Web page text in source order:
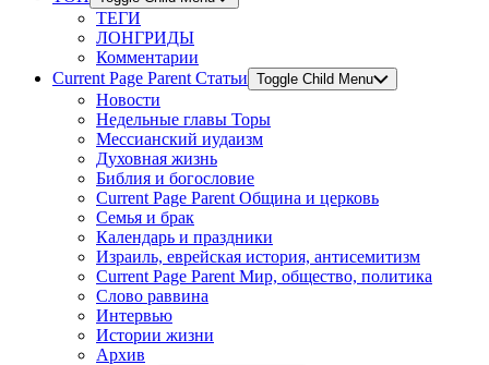
ТЕГИ
ЛОНГРИДЫ
Комментарии
Current Page Parent Статьи Toggle Child Menu
Новости
Недельные главы Торы
Мессианский иудаизм
Духовная жизнь
Библия и богословие
Current Page Parent Община и церковь
Семья и брак
Календарь и праздники
Израиль, еврейская история, антисемитизм
Current Page Parent Мир, общество, политика
Слово раввина
Интервью
Истории жизни
Архив